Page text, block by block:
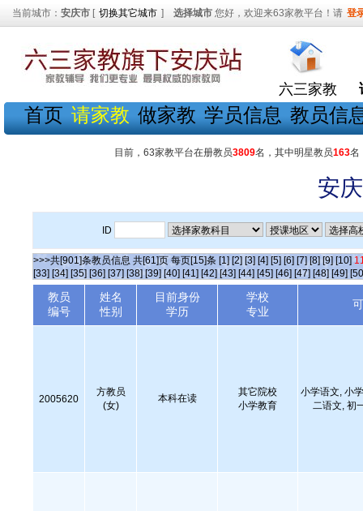
当前城市： 安庆市 [ 切换其它城市 ] 选择城市 您好，欢迎来63家教平台！请 登
六三家教
首页 请家教 做家教 学员信息 教员信
目前，63家教平台在册教员3809名，其中明星教员163名
安
ID
>>>共[901]条教员信息 共[61]页 每页[15]条 [1] [2] [3] [4] [5] [6] [7] [8] [9] [10]
[33] [34] [35] [36] [37] [38] [39] [40] [41] [42] [43] [44] [45] [46] [47] [48] [49]
教员
编号
姓名
性别
目前身份
学历
学校
专业
2005620
方教员
(女)
本科在读
其它院校
小学教育
小学语文, 小
二语文, 初